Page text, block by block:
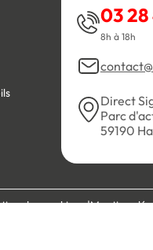
03
8h à 18h
Direct
Parc
59190
des cookies Mentions